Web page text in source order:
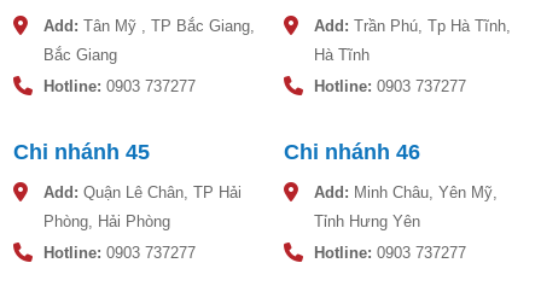
Add: Tân Mỹ , TP Bắc Giang,
Bắc Giang
Hotline: 0903 737277
Add: Trần Phú, Tp Hà Tĩnh,
Hà Tĩnh
Hotline: 0903 737277
Chi nhánh 45
Add: Quận Lê Chân, TP Hải
Phòng, Hải Phòng
Hotline: 0903 737277
Chi nhánh 46
Add: Minh Châu, Yên Mỹ,
Tỉnh Hưng Yên
Hotline: 0903 737277